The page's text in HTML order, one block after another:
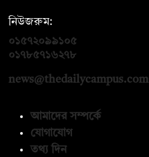
নিউজরুম:
০১৫৭২০৯৯১০৫
০১৭৮৫৭১৬২৭৮
news@thedailycampus.com
আমাদের সম্পর্কে
যোগাযোগ
তথ্য দিন